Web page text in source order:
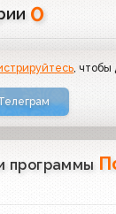
0
,
программы